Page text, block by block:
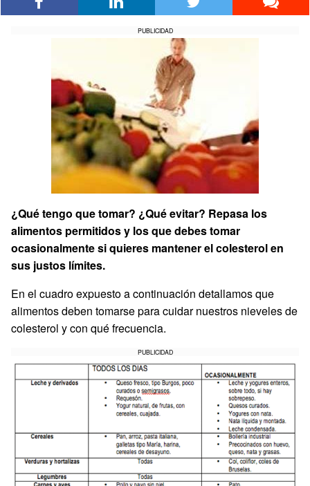
PUBLICIDAD
¿Qué tengo que tomar? ¿Qué evitar? Repasa los
alimentos permitidos y los que debes tomar
ocasionalmente si quieres mantener el colesterol en
sus justos límites.
En el cuadro expuesto a continuación detallamos que
alimentos deben tomarse para cuidar nuestros nieveles de
colesterol y con qué frecuencia.
PUBLICIDAD